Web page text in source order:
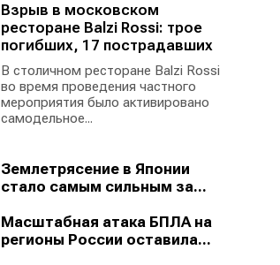
Взрыв в московском
ресторане Balzi Rossi: трое
погибших, 17 пострадавших
В столичном ресторане Balzi Rossi
во время проведения частного
мероприятия было активировано
самодельное...
Землетрясение в Японии
стало самым сильным за...
Масштабная атака БПЛА на
регионы России оставила...